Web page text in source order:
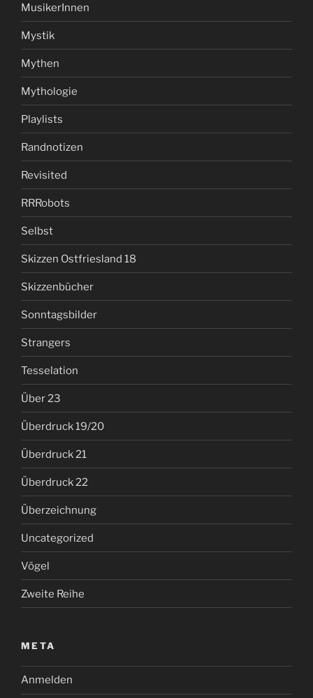
MusikerInnen
Mystik
Mythen
Mythologie
Playlists
Randnotizen
Revisited
RRRobots
Selbst
Skizzen Ostfriesland 18
Skizzenbücher
Sonntagsbilder
Strangers
Tesselation
Über 23
Überdruck 19/20
Überdruck 21
Überdruck 22
Überzeichnung
Uncategorized
Vögel
Zweite Reihe
META
Anmelden